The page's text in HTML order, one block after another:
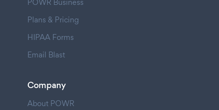
POWR Business
Plans & Pricing
HIPAA Forms
Email Blast
Company
About POWR